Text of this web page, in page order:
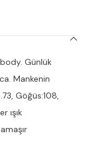
Günlük
Mankenin
Göğüs:108,
ışık